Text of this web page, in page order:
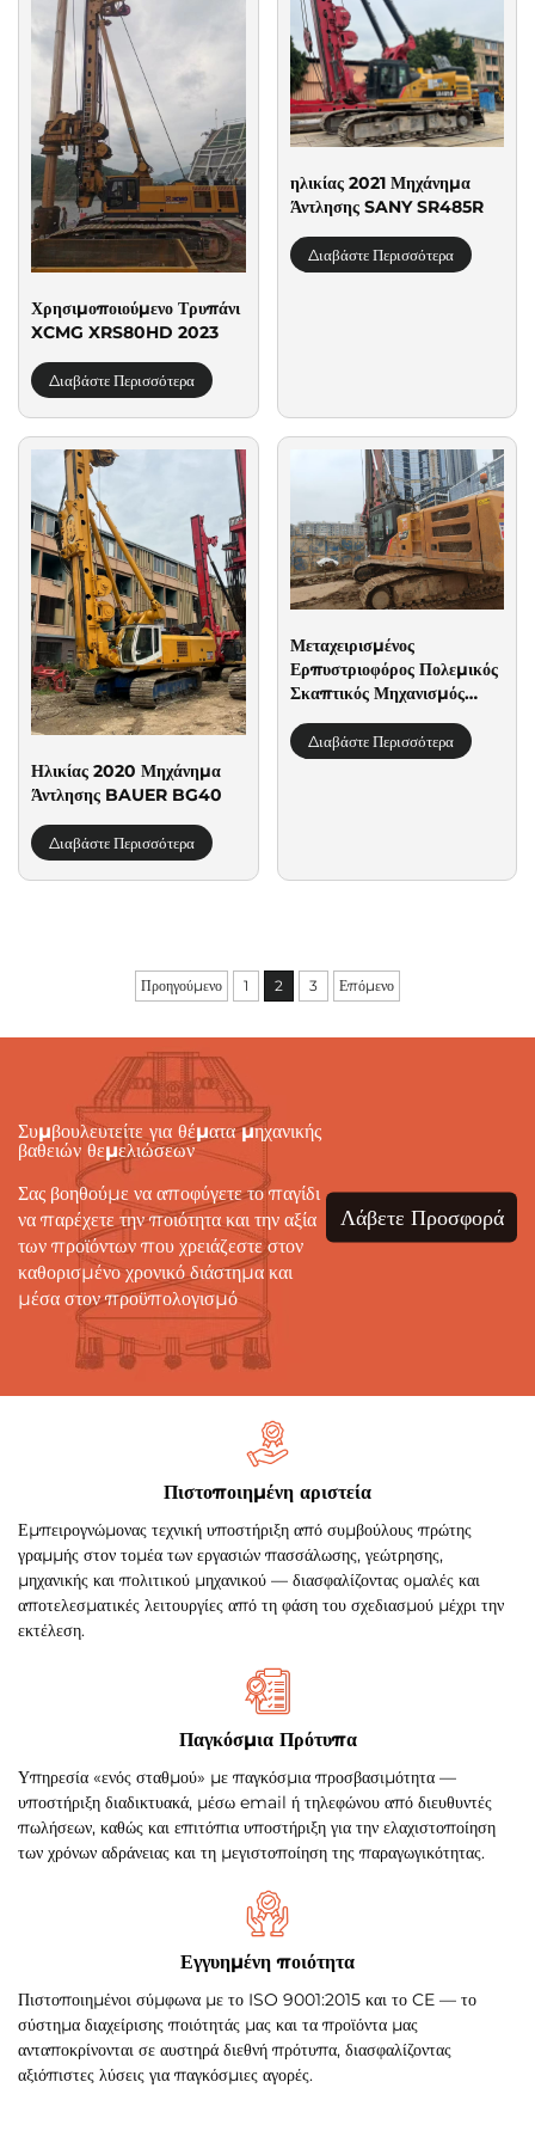
Χρησιμοποιούμενο Τρυπάνι
XCMG XRS80HD 2023
Διαβάστε Περισσότερα
ηλικίας 2021 Μηχάνημα
Άντλησης SANY SR485R
Διαβάστε Περισσότερα
Ηλικίας 2020 Μηχάνημα
Άντλησης BAUER BG40
Διαβάστε Περισσότερα
Μεταχειρισμένος
Ερπυστριοφόρος Πολεμικός
Σκαπτικός Μηχανισμός
Διαβάστε Περισσότερα
Προηγούμενο 1 2 3 Επόμενο
Συμβουλευτείτε για θέματα μηχανικής
βαθειών θεμελιώσεων
Σας βοηθούμε να αποφύγετε το παγίδι
να παρέχετε την ποιότητα και την αξία
των προϊόντων που χρειάζεστε στον
καθορισμένο χρονικό διάστημα και
μέσα στον προϋπολογισμό
Λάβετε Προσφορά
Πιστοποιημένη αριστεία
Εμπειρογνώμονας τεχνική υποστήριξη από συμβούλους πρώτης
γραμμής στον τομέα των εργασιών πασσάλωσης, γεώτρησης,
μηχανικής και πολιτικού μηχανικού — διασφαλίζοντας ομαλές και
αποτελεσματικές λειτουργίες από τη φάση του σχεδιασμού μέχρι την
εκτέλεση.
Παγκόσμια Πρότυπα
Υπηρεσία «ενός σταθμού» με παγκόσμια προσβασιμότητα —
υποστήριξη διαδικτυακά, μέσω email ή τηλεφώνου από διευθυντές
πωλήσεων, καθώς και επιτόπια υποστήριξη για την ελαχιστοποίηση
των χρόνων αδράνειας και τη μεγιστοποίηση της παραγωγικότητας.
Εγγυημένη ποιότητα
Πιστοποιημένοι σύμφωνα με το ISO 9001:2015 και το CE — το
σύστημα διαχείρισης ποιότητάς μας και τα προϊόντα μας
ανταποκρίνονται σε αυστηρά διεθνή πρότυπα, διασφαλίζοντας
αξιόπιστες λύσεις για παγκόσμιες αγορές.